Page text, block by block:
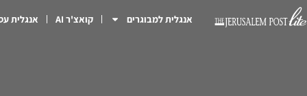
אנגלית למבוגרים קואצ'ר AI אנגלית